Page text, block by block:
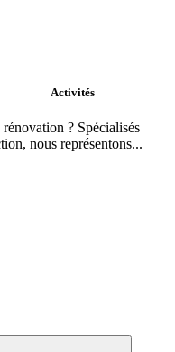
Activités
? Spécialisés
nous représentons...